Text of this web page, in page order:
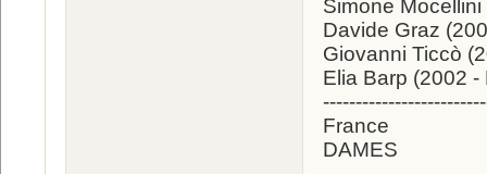
Simone
Davide Graz
Giovanni Ticcò
Elia Barp (2002 -
France
DAMES